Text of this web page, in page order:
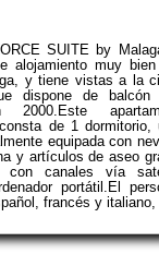
SUITE by
alojamiento muy
y tiene vistas a la
dispone de
2000.Este
de 1
equipada con
y artículos de aseo
con canales vía
portátil.El
francés y